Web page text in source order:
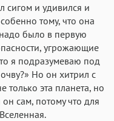
сигом и удивился и
тому, что она
надо было в первую
угрожающие
я подразумеваю под
Но он хитрил с
только эта планета, но
сам, потому что для